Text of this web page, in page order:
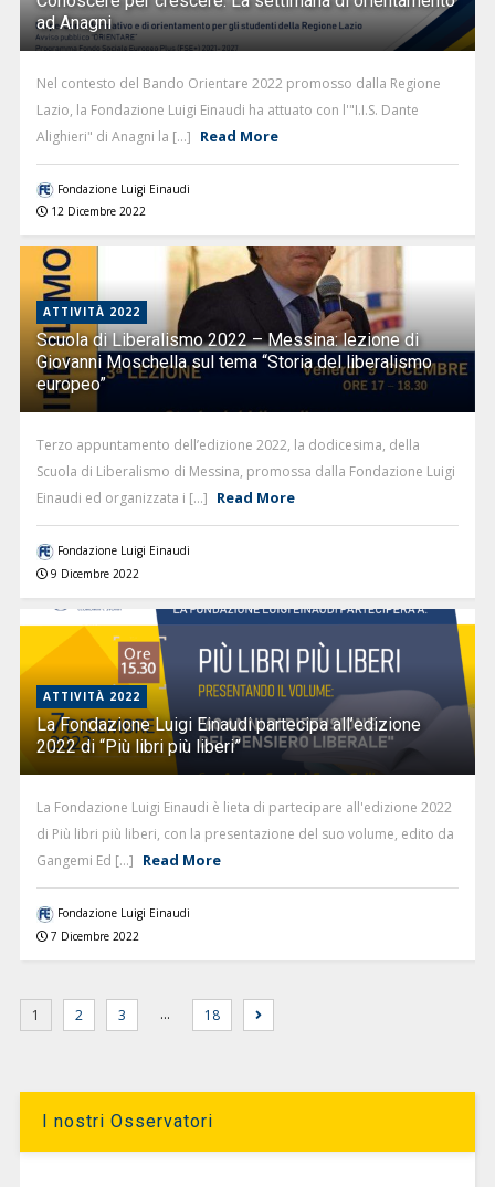
ad Anagni
Nel contesto del Bando Orientare 2022 promosso dalla Regione
Lazio, la Fondazione Luigi Einaudi ha attuato con l'"I.I.S. Dante
Alighieri" di Anagni la [...] Read More
Fondazione Luigi Einaudi
12 Dicembre 2022
ATTIVITÀ 2022
Scuola di Liberalismo 2022 – Messina: lezione di
Giovanni Moschella sul tema “Storia del liberalismo
europeo”
Terzo appuntamento dell’edizione 2022, la dodicesima, della
Scuola di Liberalismo di Messina, promossa dalla Fondazione Luigi
Einaudi ed organizzata i [...] Read More
Fondazione Luigi Einaudi
9 Dicembre 2022
ATTIVITÀ 2022
La Fondazione Luigi Einaudi partecipa all’edizione
2022 di “Più libri più liberi”
La Fondazione Luigi Einaudi è lieta di partecipare all'edizione 2022
di Più libri più liberi, con la presentazione del suo volume, edito da
Gangemi Ed [...] Read More
Fondazione Luigi Einaudi
7 Dicembre 2022
1 2 3 … 18
I nostri Osservatori